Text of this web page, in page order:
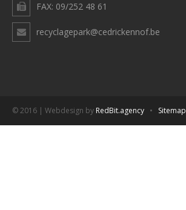
FAX: 09/252 48 61
recyclagepark@cedrickennof.be
© 2016 | Webdesign by RedBit.agency • Sitemap